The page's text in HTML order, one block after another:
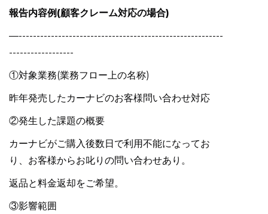
報告内容例(顧客クレーム対応の場合)
—---------------------------------------------------------
------------------
①対象業務(業務フロー上の名称)
昨年発売したカーナビのお客様問い合わせ対応
②発生した課題の概要
カーナビがご購入後数日で利用不能になってお
り、お客様からお叱りの問い合わせあり。
返品と料金返却をご希望。
③影響範囲